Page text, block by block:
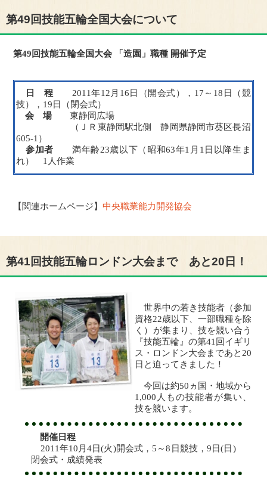
第49回技能五輪全国大会について
第49回技能五輪全国大会 「造園」職種 開催予定
日 程 2011年12月16日（開会式），17～18日（競
技），19日（閉会式）
会 場東静岡広場
（ＪＲ東静岡駅北側 静岡県静岡市葵区長沼
605-1）
参加者 満年齢23歳以下（昭和63年1月1日以降生ま
れ） 1人作業
【関連ホームページ】中央職業能力開発協会
第41回技能五輪ロンドン大会まで あと20日！
世界中の若き技能者（参加
資格22歳以下、一部職種を除
く）が集まり、技を競い合う
『技能五輪』の第41回イギリ
ス・ロンドン大会まであと20
日と迫ってきました！
今回は約50ヵ国・地域から
1,000人もの技能者が集い、
技を競います。
開催日程
2011年10月4日(火)開会式，5～8日競技，9日(日)
閉会式・成績発表